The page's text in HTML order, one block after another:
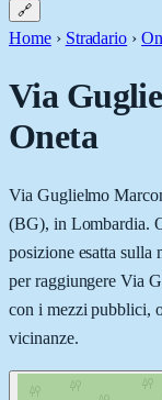
🔗
Home › Stradario ›
Via
Oneta
Via Guglielmo
(BG), in Lombardia.
posizione esatta
per raggiungere Via
con i mezzi pubblici,
vicinanze.